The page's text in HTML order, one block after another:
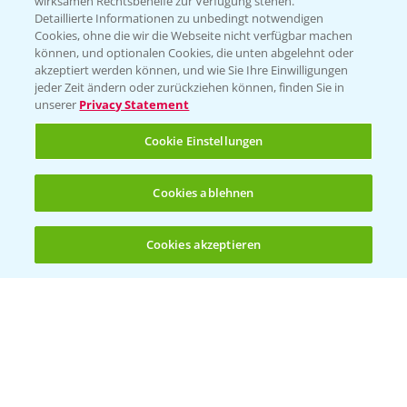
(noch 4)
Beratung auf WhatsApp
T.+49 (0)174 346 564 1
KONTAKT
Hilfe in Notfällen
+49 (0)214/30-20220
Detaillierte Informationen zu unbedingt notwendigen
Cookies, ohne die wir die Webseite nicht verfügbar machen
können, und optionalen Cookies, die unten abgelehnt oder
akzeptiert werden können, und wie Sie Ihre Einwilligungen
jeder Zeit ändern oder zurückziehen können, finden Sie in
unserer Privacy Statement
Cookie Einstellungen
Cookies ablehnen
Cookies akzeptieren